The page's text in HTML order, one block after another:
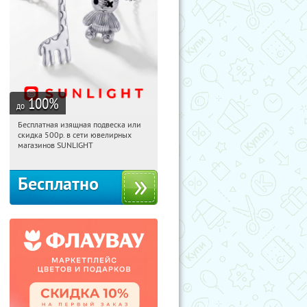
до 100%
04:50:59 Получили:
Россия
Бесплатная изящная подвеска или
скидка 500р. в сети ювелирных
магазинов SUNLIGHT
Бесплатно